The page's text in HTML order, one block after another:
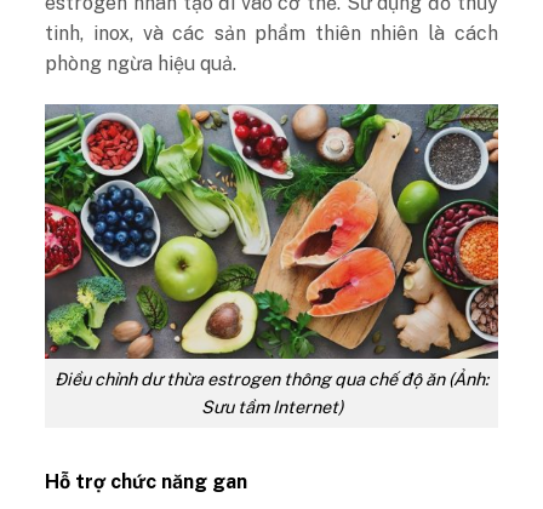
tinh, inox, và các sản phẩm thiên nhiên là cách
phòng ngừa hiệu quả.
Điều chỉnh dư thừa estrogen thông qua chế độ ăn (Ảnh:
Sưu tầm Internet)
Hỗ trợ chức năng gan